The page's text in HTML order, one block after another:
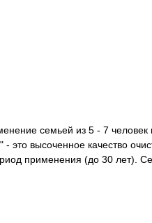
семьей из 5 - 7
высоченное качество
применения (до 30 лет).